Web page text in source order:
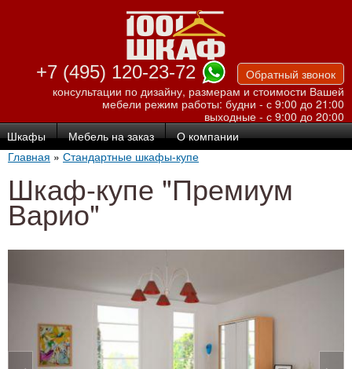
Перейти к
основному
содержанию
+7 (495) 120-23-72
Обратный звонок
консультации по дизайну, размерам и стоимости Вашей
мебели режим работы: будни - с 9:00 до 21:00
выходные - с 9:00 до 20:00
Шкафы Мебель на заказ О компании
Главная » Стандартные шкафы-купе
Шкаф-купе "Премиум
Варио"